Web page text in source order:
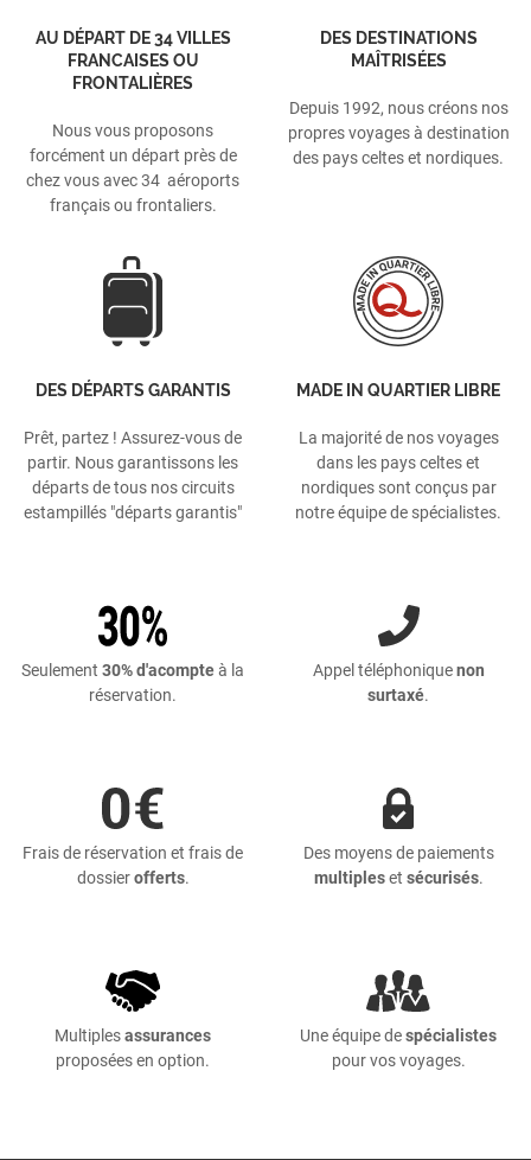
AU DÉPART DE 34 VILLES
FRANCAISES OU
FRONTALIÈRES
Nous vous proposons
forcément un départ près de
chez vous avec 34 aéroports
français ou frontaliers.
DES DESTINATIONS
MAÎTRISÉES
Depuis 1992, nous créons nos
propres voyages à destination
des pays celtes et nordiques.
DES DÉPARTS GARANTIS
Prêt, partez ! Assurez-vous de
partir. Nous garantissons les
départs de tous nos circuits
estampillés "départs garantis"
MADE IN QUARTIER LIBRE
La majorité de nos voyages
dans les pays celtes et
nordiques sont conçus par
notre équipe de spécialistes.
Seulement 30% d'acompteà la
réservation.
Appel téléphoniquenon
surtaxé.
Frais de réservation et frais de
dossierofferts.
Des moyens de paiements
multipleset sécurisés.
Multiplesassurances
proposées en option.
Une équipe despécialistes
pour vos voyages.